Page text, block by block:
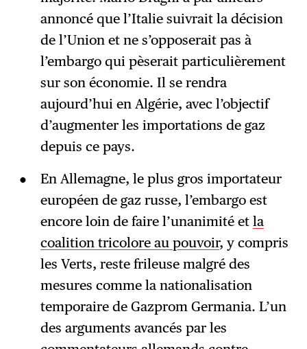
annoncé que l’Italie suivrait la décision
de l’Union et ne s’opposerait pas à
l’embargo qui pèserait particulièrement
sur son économie. Il se rendra
aujourd’hui en Algérie, avec l’objectif
d’augmenter les importations de gaz
depuis ce pays.
En Allemagne, le plus gros importateur
européen de gaz russe, l’embargo est
encore loin de faire l’unanimité et la
coalition tricolore au pouvoir, y compris
les Verts, reste frileuse malgré des
mesures comme la nationalisation
temporaire de Gazprom Germania. L’un
des arguments avancés par les